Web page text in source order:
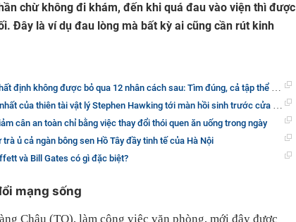
chừ không đi khám, đến khi quá đau vào viện thì được
Đây là ví dụ đau lòng mà bất kỳ ai cũng cần rút kinh
không được bỏ qua 12 nhân cách sau: Tìm đúng, cả tập thể sẽ “lên như diều gặp gió”
Hawking tới màn hồi sinh trước cửa địa ngục của cỗ xe tăng Đức: Hãy nhìn lên những vì sao và đừng nhìn xuống dưới chân...
cân an toàn chỉ bằng việc thay đổi thói quen ăn uống trong ngày
ủ cả ngàn bông sen Hồ Tây đầy tinh tế của Hà Nội
và Bill Gates có gì đặc biệt?
mạng sống
Châu (TQ), làm công việc văn phòng, mới đây được